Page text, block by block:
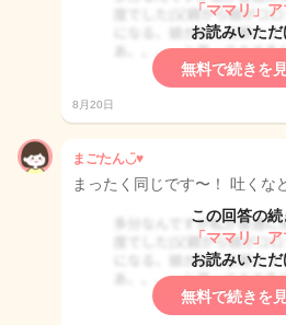
「ママリ」ア
お読みいただ
無料で続きを
8月20日
まごたん◡̈♥︎
まったく同じです〜！ 吐くな
この回答の
「ママリ」ア
お読みいただ
無料で続きを